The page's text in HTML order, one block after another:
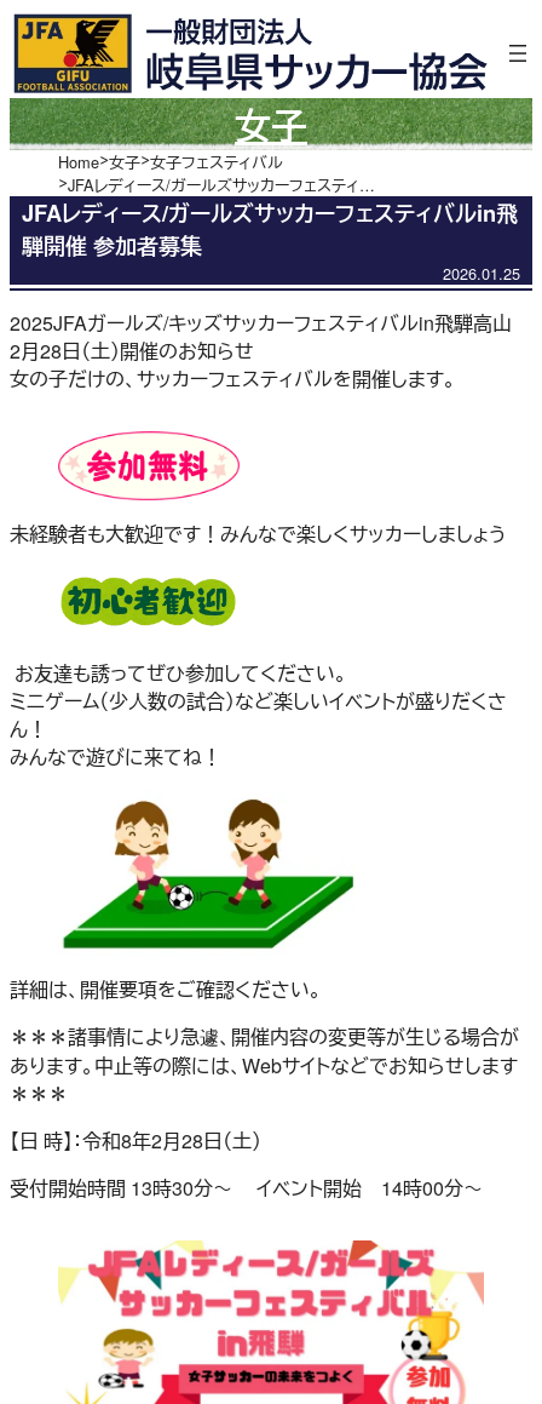
内
を
ス
キ
プ
女子
Home 女子 女子フェスティバル
JFAレディース/ガールズサッカーフェスティバルin飛騨開催 参加者募集
JFAレディース/ガールズサッカーフェスティバルin飛
騨開催 参加者募集
2026.01.25
2025JFAガールズ/キッズサッカーフェスティバルin飛騨高山
2月28日（土）開催のお知らせ
女の子だけの、サッカーフェスティバルを開催します。
未経験者も大歓迎です！みんなで楽しくサッカーしましょう
お友達も誘ってぜひ参加してください。
ミニゲーム（少人数の試合）など楽しいイベントが盛りだくさ
ん！
みんなで遊びに来てね！
詳細は、開催要項をご確認ください。
＊＊＊諸事情により急遽、開催内容の変更等が生じる場合が
あります。中止等の際には、Webサイトなどでお知らせします
＊＊＊
【日 時】：令和8年2月28日（土）
受付開始時間 13時30分～ イベント開始 14時00分～